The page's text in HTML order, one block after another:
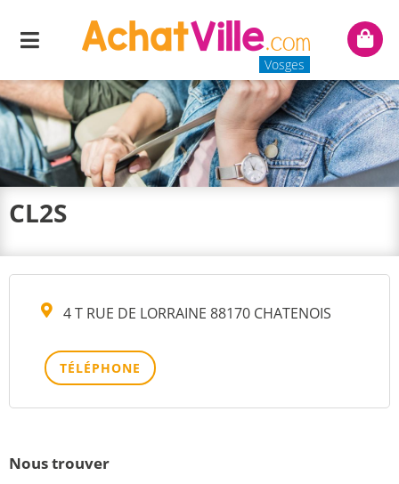
Menu
Vosges
Mon
CL2S
4 T RUE DE LORRAINE 88170 CHATENOIS
TÉLÉPHONE
Nous trouver